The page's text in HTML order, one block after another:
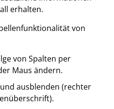
erhalten.
von
von Spalten per
Maus ändern.
ausblenden (rechter